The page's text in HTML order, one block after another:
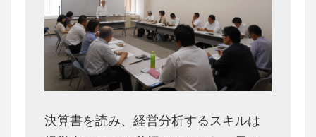
決算書を読み、経営分析するスキルは